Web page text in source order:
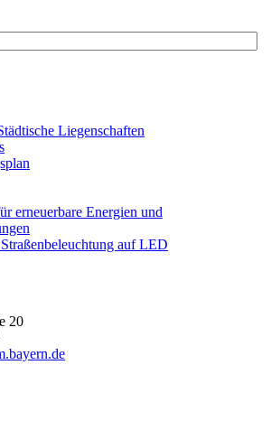
Liegenschaften
erneuerbare Energien und
auf LED
20